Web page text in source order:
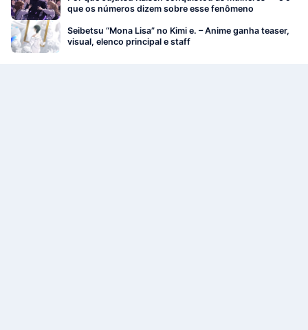
que os números dizem sobre esse fenômeno
Seibetsu “Mona Lisa” no Kimi e. – Anime ganha teaser,
visual, elenco principal e staff